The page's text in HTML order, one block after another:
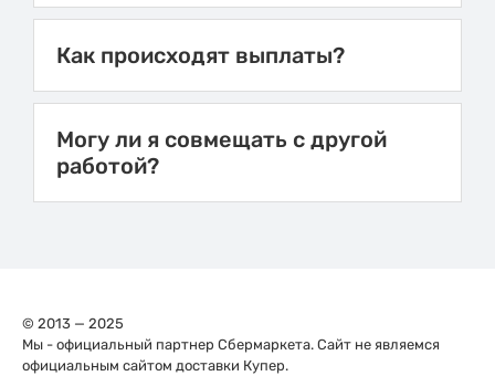
Как происходят выплаты?
Могу ли я совмещать с другой
работой?
© 2013 — 2025
Мы - официальный партнер Сбермаркета. Сайт не являемся
официальным сайтом доставки Купер.